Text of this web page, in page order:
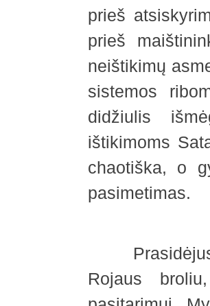
prieš
prieš
neištikimų
sistemos
didžiulis
ištikimoms
chaotiška, o
pasimetimas.
Prasidėjus
Rojaus